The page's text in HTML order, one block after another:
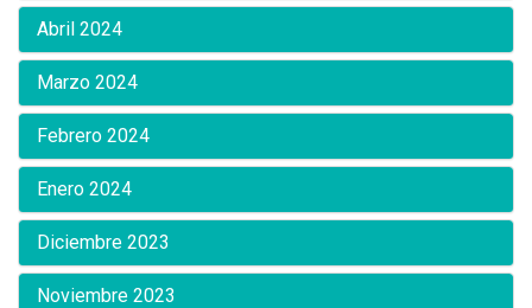
Abril 2024
Marzo 2024
Febrero 2024
Enero 2024
Diciembre 2023
Noviembre 2023